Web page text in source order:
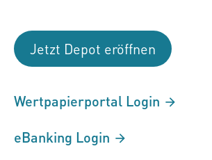
Jetzt Depot eröffnen
Wertpapierportal Login
eBanking Login